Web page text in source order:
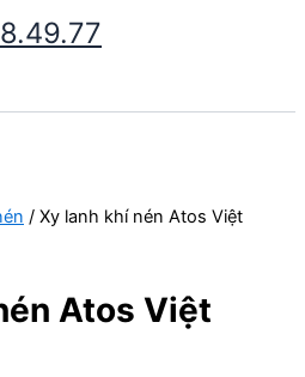
/ Xy lanh khí nén Atos Việt
Atos Việt